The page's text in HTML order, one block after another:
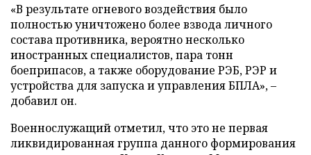
«В результате огневого воздействия было
полностью уничтожено более взвода личного
состава противника, вероятно несколько
иностранных специалистов, пара тонн
боеприпасов, а также оборудование РЭБ, РЭР и
устройства для запуска и управления БПЛА», –
добавил он.
Военнослужащий отметил, что это не первая
ликвидированная группа данного формирования